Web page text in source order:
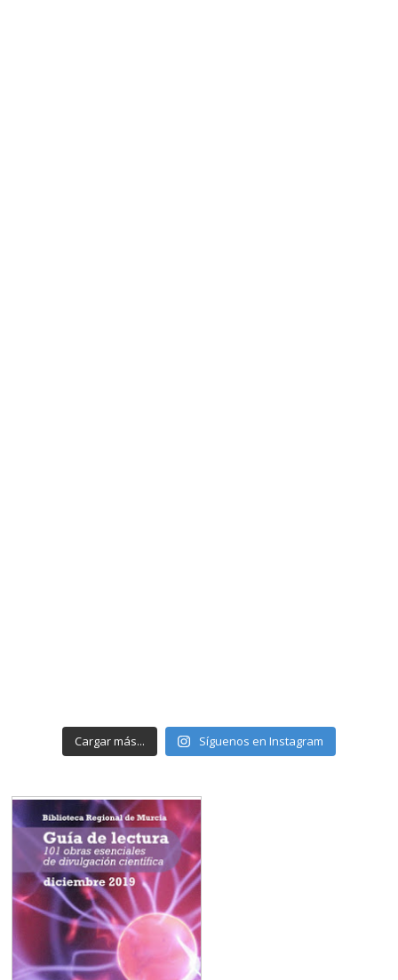
Cargar más... Síguenos en Instagram